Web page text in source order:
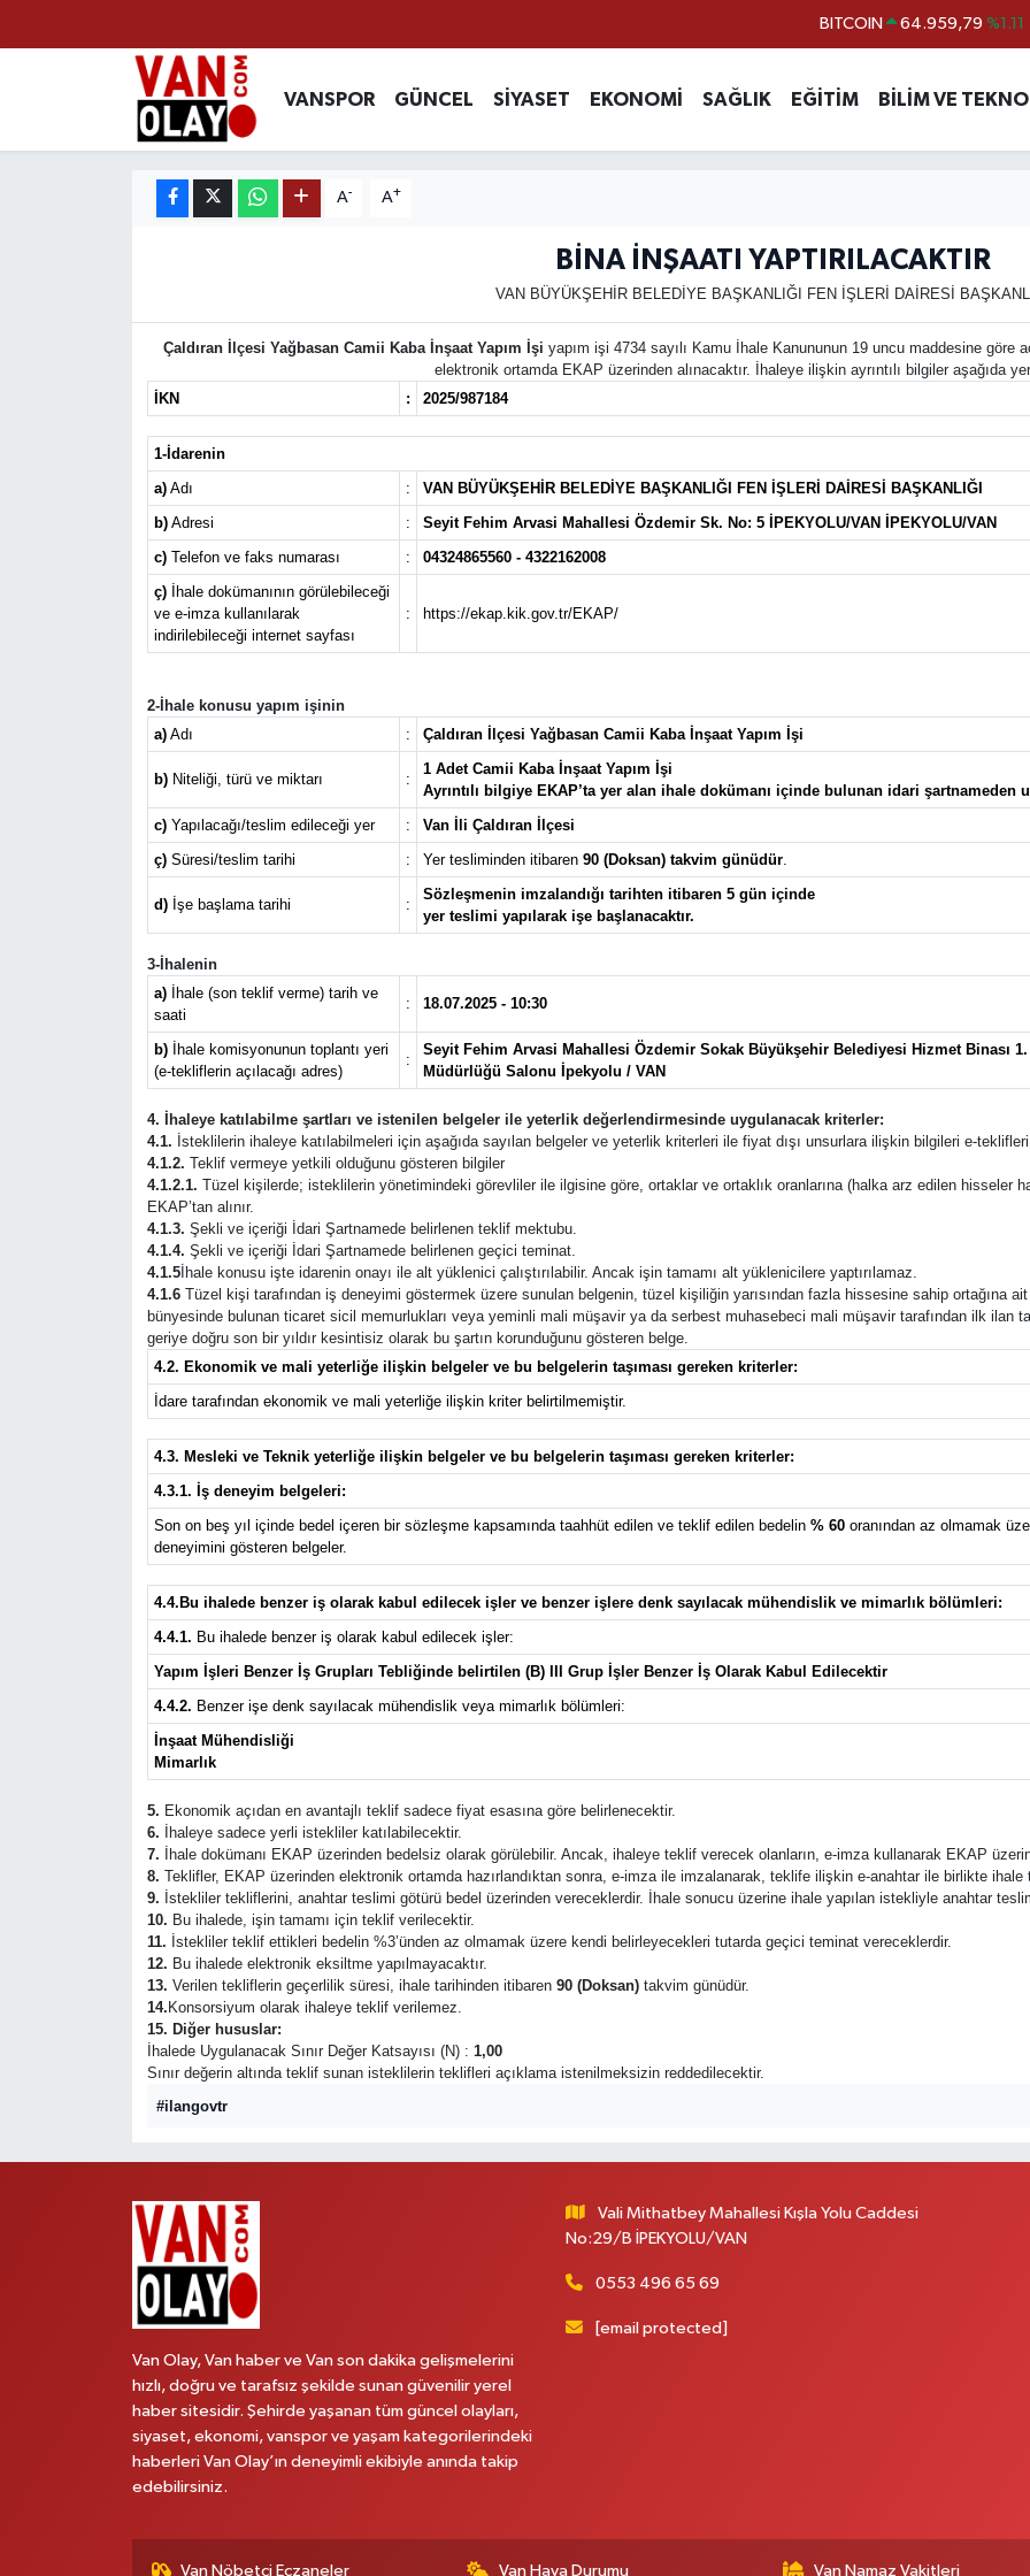
BITCOIN 64.959,79 %1.11
EURO 55,2510 %0.32
STERLİN 64,4811 %0.38
VANSPOR GÜNCEL SİYASET EKONOMİ SAĞLIK EĞİTİM BİLİM VE
A- A+
BİNA İNŞAATI YAPTIRILACAKTIR
VAN BÜYÜKŞEHİR BELEDİYE BAŞKANLIĞI FEN İŞLERİ DAİRESİ
Çaldıran İlçesi Yağbasan Camii Kaba İnşaat Yapım İşi yapım işi 4734 sayılı Kamu İhale Kanununun 19 uncu maddesine
elektronik ortamda EKAP üzerinden alınacaktır. İhaleye ilişkin ayrıntılı bilgiler aşağıda
İKN
: 2025/987184
1-İdarenin
a)Adı :
VAN BÜYÜKŞEHİR BELEDİYE BAŞKANLIĞI FEN İŞLERİ DAİRESİ BAŞKANLIĞI
b)Adresi :
Seyit Fehim Arvasi Mahallesi Özdemir Sk. No: 5 İPEKYOLU/VAN İPEKYOLU/VAN
c)Telefon ve faks numarası :
04324865560 - 4322162008
ç)İhale dokümanının görülebileceği
ve e-imza kullanılarak
indirilebileceği internet sayfası
: https://ekap.kik.gov.tr/EKAP/
2-İhale konusu yapım işinin
a)Adı : Çaldıran İlçesi Yağbasan Camii Kaba İnşaat Yapım İşi
b)Niteliği, türü ve miktarı :
1 Adet Camii Kaba İnşaat Yapım İşi
Ayrıntılı bilgiye EKAP’ta yer alan ihale dokümanı içinde bulunan idari şartnameden
c)Yapılacağı/teslim edileceği yer :
Van İli Çaldıran İlçesi
ç)Süresi/teslim tarihi : Yer tesliminden itibaren 90 (Doksan) takvim günüdür.
d)İşe başlama tarihi :
Sözleşmenin imzalandığı tarihten itibaren 5 gün içinde
yer teslimi yapılarak işe başlanacaktır.
3-İhalenin
a)İhale (son teklif verme) tarih ve
saati
: 18.07.2025 - 10:30
b)İhale komisyonunun toplantı yeri
(e-tekliflerin açılacağı adres)
:
Seyit Fehim Arvasi Mahallesi Özdemir Sokak Büyükşehir Belediyesi Hizmet Binası
Müdürlüğü Salonu İpekyolu / VAN
4. İhaleye katılabilme şartları ve istenilen belgeler ile yeterlik değerlendirmesinde uygulanacak kriterler:
4.1. İsteklilerin ihaleye katılabilmeleri için aşağıda sayılan belgeler ve yeterlik kriterleri ile fiyat dışı unsurlara ilişkin bilgileri e-
4.1.2. Teklif vermeye yetkili olduğunu gösteren bilgiler
4.1.2.1. Tüzel kişilerde; isteklilerin yönetimindeki görevliler ile ilgisine göre, ortaklar ve ortaklık oranlarına (halka arz edilen hisseler
EKAP’tan alınır.
4.1.3. Şekli ve içeriği İdari Şartnamede belirlenen teklif mektubu.
4.1.4. Şekli ve içeriği İdari Şartnamede belirlenen geçici teminat.
4.1.5İhale konusu işte idarenin onayı ile alt yüklenici çalıştırılabilir. Ancak işin tamamı alt yüklenicilere yaptırılamaz.
4.1.6Tüzel kişi tarafından iş deneyimi göstermek üzere sunulan belgenin, tüzel kişiliğin yarısından fazla hissesine sahip ortağına
bünyesinde bulunan ticaret sicil memurlukları veya yeminli mali müşavir ya da serbest muhasebeci mali müşavir tarafından ilk ilan
geriye doğru son bir yıldır kesintisiz olarak bu şartın korunduğunu gösteren belge.
4.2. Ekonomik ve mali yeterliğe ilişkin belgeler ve bu belgelerin taşıması gereken kriterler:
İdare tarafından ekonomik ve mali yeterliğe ilişkin kriter belirtilmemiştir.
4.3. Mesleki ve Teknik yeterliğe ilişkin belgeler ve bu belgelerin taşıması gereken kriterler:
4.3.1. İş deneyim belgeleri:
Son on beş yıl içinde bedel içeren bir sözleşme kapsamında taahhüt edilen ve teklif edilen bedelin % 60oranından az olmamak
deneyimini gösteren belgeler.
4.4.Bu ihalede benzer iş olarak kabul edilecek işler ve benzer işlere denk sayılacak mühendislik ve mimarlık bölümleri:
4.4.1. Bu ihalede benzer iş olarak kabul edilecek işler:
Yapım İşleri Benzer İş Grupları Tebliğinde belirtilen (B) III Grup İşler Benzer İş Olarak Kabul Edilecektir
4.4.2. Benzer işe denk sayılacak mühendislik veya mimarlık bölümleri:
İnşaat Mühendisliği
Mimarlık
5. Ekonomik açıdan en avantajlı teklif sadece fiyat esasına göre belirlenecektir.
6. İhaleye sadece yerli istekliler katılabilecektir.
7. İhale dokümanı EKAP üzerinden bedelsiz olarak görülebilir. Ancak, ihaleye teklif verecek olanların, e-imza kullanarak EKAP
8. Teklifler, EKAP üzerinden elektronik ortamda hazırlandıktan sonra, e-imza ile imzalanarak, teklife ilişkin e-anahtar ile birlikte
9. İstekliler tekliflerini, anahtar teslimi götürü bedel üzerinden vereceklerdir. İhale sonucu üzerine ihale yapılan istekliyle anahtar
10. Bu ihalede, işin tamamı için teklif verilecektir.
11. İstekliler teklif ettikleri bedelin %3’ünden az olmamak üzere kendi belirleyecekleri tutarda geçici teminat vereceklerdir.
12. Bu ihalede elektronik eksiltme yapılmayacaktır.
13. Verilen tekliflerin geçerlilik süresi, ihale tarihinden itibaren 90 (Doksan)takvim günüdür.
14. Konsorsiyum olarak ihaleye teklif verilemez.
15. Diğer hususlar:
İhalede Uygulanacak Sınır Değer Katsayısı (N) : 1,00
Sınır değerin altında teklif sunan isteklilerin teklifleri açıklama istenilmeksizin reddedilecektir.
#ilangovtr
Van Olay, Van haber ve Van son dakika gelişmelerini
hızlı, doğru ve tarafsız şekilde sunan güvenilir yerel
haber sitesidir. Şehirde yaşanan tüm güncel olayları,
siyaset, ekonomi, vanspor ve yaşam kategorilerindeki
haberleri Van Olay’ın deneyimli ekibiyle anında takip
edebilirsiniz.
Vali Mithatbey Mahallesi Kışla Yolu Caddesi
No:29/B İPEKYOLU/VAN
0553 496 65 69
[email protected]
Van Nöbetçi Eczaneler Van Hava Durumu Van Namaz Vakitleri
Vanspor
Bilim & Teknoloji
RESMİ İLANLAR
Van Nöbetçi Eczaneler
Van Hava Durumu
Van Namaz Vakitleri
Süper Lig Puan Durumu ve Fikstür
Tüm Manşetler
Son Dakika Haberleri
Haber Arşivi